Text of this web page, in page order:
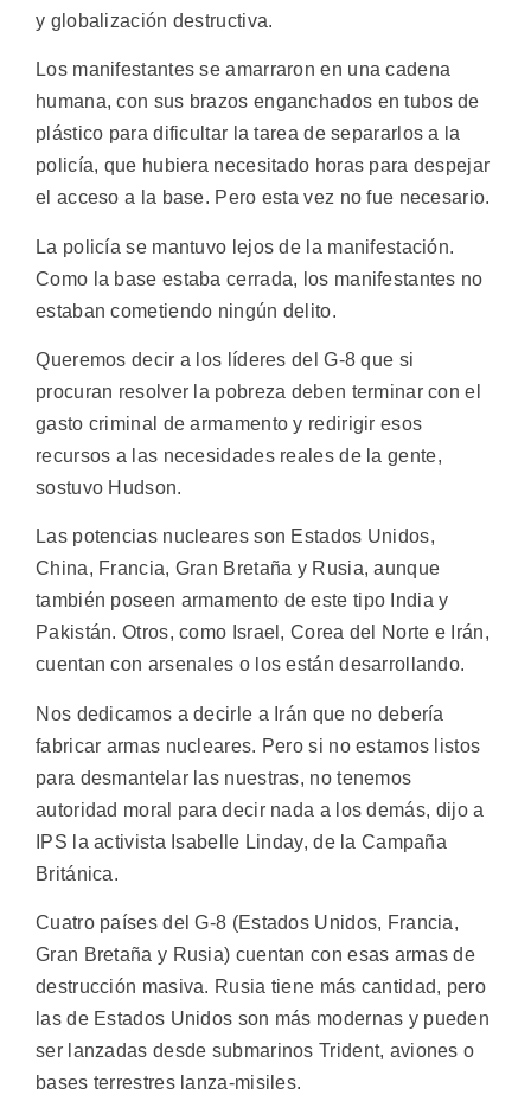
y globalización destructiva.
Los manifestantes se amarraron en una cadena
humana, con sus brazos enganchados en tubos de
plástico para dificultar la tarea de separarlos a la
policía, que hubiera necesitado horas para despejar
el acceso a la base. Pero esta vez no fue necesario.
La policía se mantuvo lejos de la manifestación.
Como la base estaba cerrada, los manifestantes no
estaban cometiendo ningún delito.
Queremos decir a los líderes del G-8 que si
procuran resolver la pobreza deben terminar con el
gasto criminal de armamento y redirigir esos
recursos a las necesidades reales de la gente,
sostuvo Hudson.
Las potencias nucleares son Estados Unidos,
China, Francia, Gran Bretaña y Rusia, aunque
también poseen armamento de este tipo India y
Pakistán. Otros, como Israel, Corea del Norte e Irán,
cuentan con arsenales o los están desarrollando.
Nos dedicamos a decirle a Irán que no debería
fabricar armas nucleares. Pero si no estamos listos
para desmantelar las nuestras, no tenemos
autoridad moral para decir nada a los demás, dijo a
IPS la activista Isabelle Linday, de la Campaña
Británica.
Cuatro países del G-8 (Estados Unidos, Francia,
Gran Bretaña y Rusia) cuentan con esas armas de
destrucción masiva. Rusia tiene más cantidad, pero
las de Estados Unidos son más modernas y pueden
ser lanzadas desde submarinos Trident, aviones o
bases terrestres lanza-misiles.